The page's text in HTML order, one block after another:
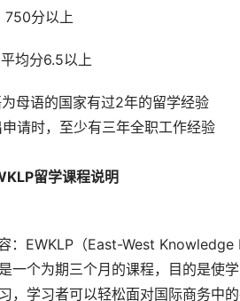
750分以上
均分6.5以上
母语的国家有过2年的留学经验
请时，至少有三年全职工作经验
留学课程说明
：EWKLP（East-West
一个为期三个月的课程，目的是使
，学习者可以轻松面对国际商务中